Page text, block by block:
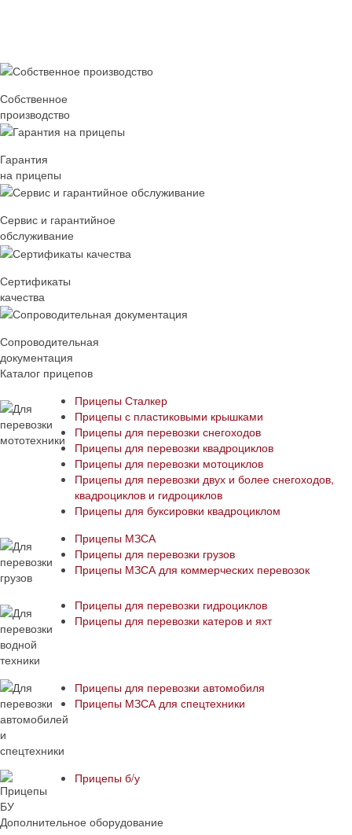
Собственное
производство
Гарантия
на прицепы
Сервис и гарантийное
обслуживание
Сертификаты
качества
Сопроводительная
документация
Каталог прицепов
Прицепы Сталкер
Прицепы с пластиковыми крышками
Прицепы для перевозки снегоходов
Прицепы для перевозки квадроциклов
Прицепы для перевозки мотоциклов
Прицепы для перевозки двух и более снегоходов,
квадроциклов и гидроциклов
Прицепы для буксировки квадроциклом
Прицепы МЗСА
Прицепы для перевозки грузов
Прицепы МЗСА для коммерческих перевозок
Прицепы для перевозки гидроциклов
Прицепы для перевозки катеров и яхт
Прицепы для перевозки автомобиля
Прицепы МЗСА для спецтехники
Прицепы б/у
Дополнительное оборудование